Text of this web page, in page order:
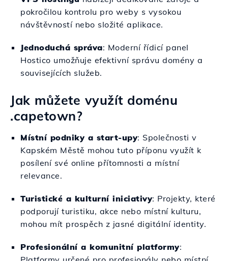
pokročilou kontrolu pro weby s vysokou
návštěvností nebo složité aplikace.
Jednoduchá správa: Moderní řídicí panel
Hostico umožňuje efektivní správu domény a
souvisejících služeb.
Jak můžete využít doménu
.capetown?
Místní podniky a start-upy: Společnosti v
Kapském Městě mohou tuto příponu využít k
posílení své online přítomnosti a místní
relevance.
Turistické a kulturní iniciativy: Projekty, které
podporují turistiku, akce nebo místní kulturu,
mohou mít prospěch z jasné digitální identity.
Profesionální a komunitní platformy: